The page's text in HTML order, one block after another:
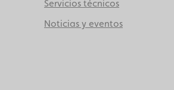
Servicios técnicos
Noticias y eventos